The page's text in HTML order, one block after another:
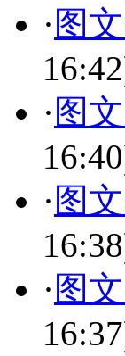
· 图
· 图
· 图
· 图